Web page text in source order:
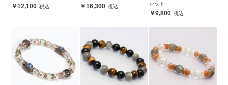
12,100 16,300
レット
9,800